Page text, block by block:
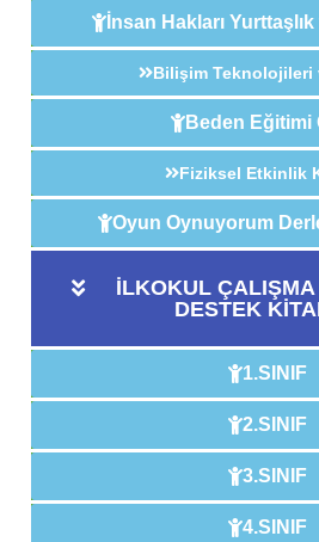
İnsan Hakları
Bilişim Teknolojileri
Beden Eğitimi
Fiziksel Etkinlik
Oyun Oynuyorum
İLKOKUL
DESTEK
1.SINIF
2.SINIF
3.SINIF
4.SINIF